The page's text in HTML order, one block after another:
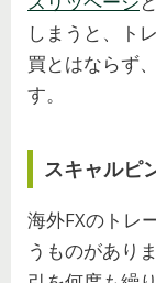
しまうと、ト
買とはならず
す。
スキャルピ
海外FXのトレ
うものがあり